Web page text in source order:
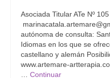
Asociada Titular ATe Nº
autónoma de consulta:
Idiomas en los que se
castellano y alemán
www.artemare-
Continuar